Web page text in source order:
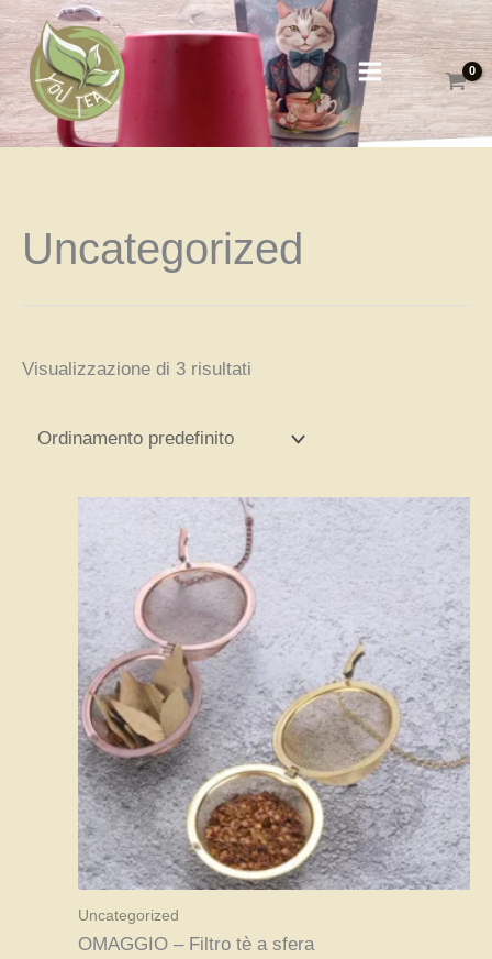
Vai
al
contenuto
Uncategorized
Visualizzazione di 3 risultati
Uncategorized
OMAGGIO – Filtro tè a sfera